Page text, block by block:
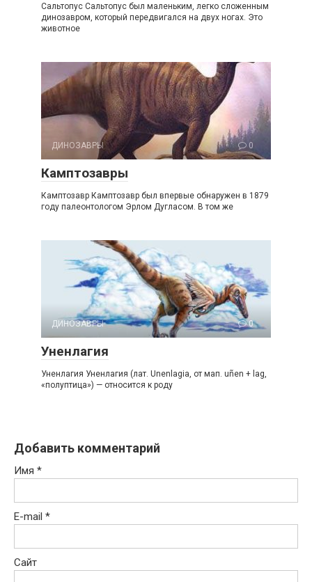
Сальтопус Сальтопус был маленьким, легко сложенным
динозавром, который передвигался на двух ногах. Это
животное
ДИНОЗАВРЫ 0
Камптозавры
Камптозавр Камптозавр был впервые обнаружен в 1879
году палеонтологом Эрлом Дугласом. В том же
ДИНОЗАВРЫ 0
Уненлагия
Уненлагия Уненлагия (лат. Unenlagia, от мап. uñen + lag,
«полуптица») — относится к роду
Добавить комментарий
Имя *
E-mail *
Сайт